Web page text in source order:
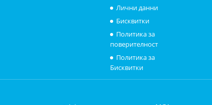
Лични данни
Бисквитки
Политика за
поверителност
Политика за
Бисквитки